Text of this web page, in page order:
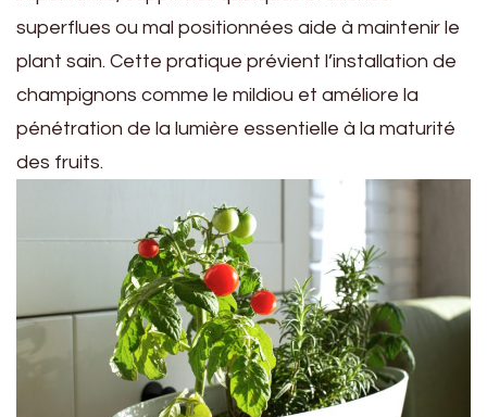
superflues ou mal positionnées aide à maintenir le
plant sain. Cette pratique prévient l’installation de
champignons comme le mildiou et améliore la
pénétration de la lumière essentielle à la maturité
des fruits.